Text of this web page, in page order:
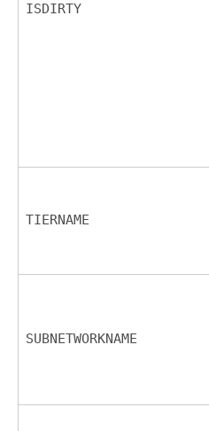
ISDIRTY
TIERNAME
SUBNETWORKNAME